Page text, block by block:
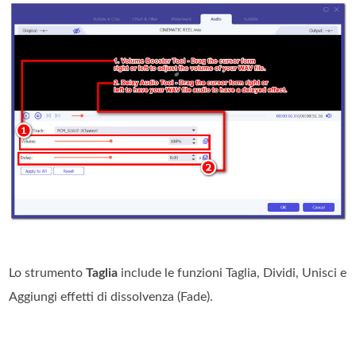
Lo strumentoTaglia include le funzioni Taglia, Dividi, Unisci e
Aggiungi effetti di dissolvenza (Fade).